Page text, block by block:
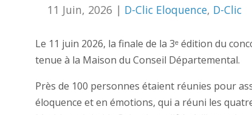
11 Juin, 2026 | D-Clic Eloquence, D-Clic
Le 11 juin 2026, la finale de la 3ᵉ édition du
tenue à la Maison du Conseil Départemental.
Près de 100 personnes étaient réunies pour
éloquence et en émotions, qui a réuni les